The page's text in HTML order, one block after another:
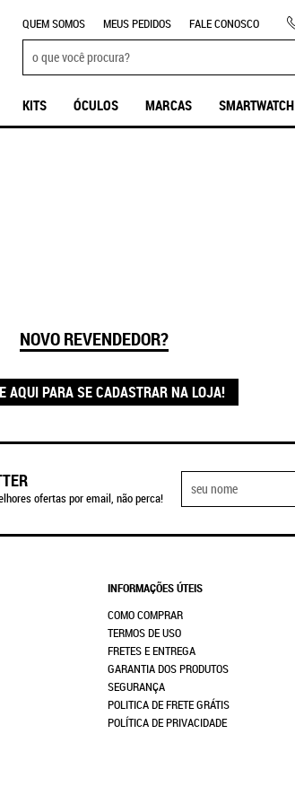
QUEM SOMOS MEUS PEDIDOS FALE CONOSCO
KITS ÓCULOS MARCAS SMARTWATCH
NOVO REVENDEDOR?
AQUI PARA SE CADASTRAR NA LOJA!
ofertas por email, não perca!
INFORMAÇÕES ÚTEIS
COMO COMPRAR
TERMOS DE USO
FRETES E ENTREGA
GARANTIA DOS PRODUTOS
SEGURANÇA
POLITICA DE FRETE GRÁTIS
POLÍTICA DE PRIVACIDADE